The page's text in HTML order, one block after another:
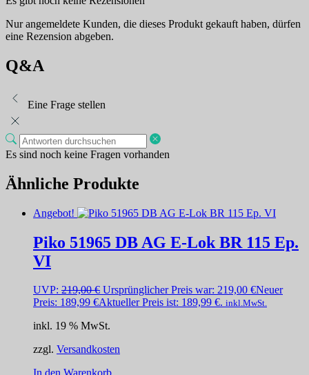
Nur angemeldete Kunden, die dieses Produkt gekauft haben, dürfen
eine Rezension abgeben.
Q&A
Eine Frage stellen
Es sind noch keine Fragen vorhanden
Ähnliche Produkte
Angebot!
Piko 51965 DB AG E-Lok BR 115 Ep.
VI
UVP: 219,00€ Ursprünglicher Preis war: 219,00 €Neuer
Preis: 189,99 €Aktueller Preis ist: 189,99 €. inkl.MwSt.
inkl. 19 % MwSt.
zzgl. Versandkosten